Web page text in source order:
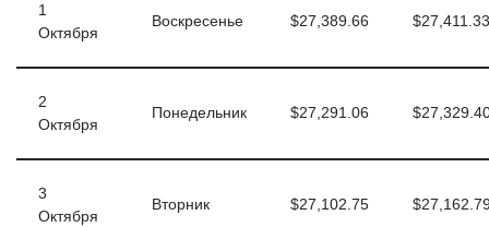
1
Октября
Воскресенье $27,389.66 $27,411.33
2
Октября
Понедельник $27,291.06
3
Октября
Вторник $27,102.75